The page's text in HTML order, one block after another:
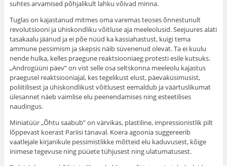
suhtes arvamised põhjalikult lahku võivad minna.
Tuglas on kajastanud mitmes oma varemas teoses õnnestunult
revolutsiooni ja ühiskondliku võitluse aja meeleolusid. Seejuures alati
tasakaalu jäänud ja ei põe nüüd ka kassiahastust, kuigi tema
ammune pessimism ja skepsis näib süvenenud olevat. Ta ei kuulu
nende hulka, kelles praegune reaktsiooniaeg protesti esile kutsuks.
„Andro­güüni päev” on vist selle osa seltskonna meeleolu kajastus
praegusel reaktsiooniajal, kes tegelikust elust, päevaküsimusist,
poliitilisest ja ühiskondlikust võitlusest eemaldub ja väärtuslikumat
ülesannet näeb vaimlise elu peenenda­mises ning esteetilises
naudingus.
Miniatüür „Õhtu saabub” on värvikas, plastiline, impressionistlik pilt
lõppevast koerast Pariisi tänaval. Koera agoonia suggereerib
vaatlejale kirjanikule pessimistlikke mõtteid elu kaduvusest, kõige
inimese tegevuse ning püüete tühjusest ning ulatumatusest.